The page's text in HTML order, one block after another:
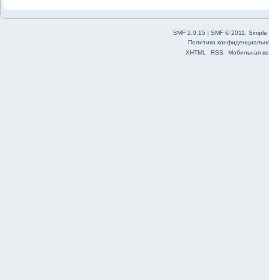
SMF 2.0.15 | SMF © 2011
Simple
Политика
XHTML
RSS Мобильная